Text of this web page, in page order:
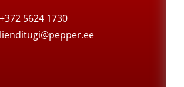
5624 1730